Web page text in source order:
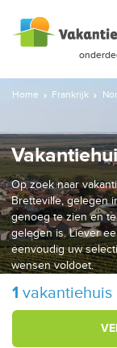
Home Frankrijk
Op zoek naar
Bretteville, gelegen
genoeg te zien en
gelegen is. Liever
eenvoudig uw
wensen voldoet.
1 vakantiehuis